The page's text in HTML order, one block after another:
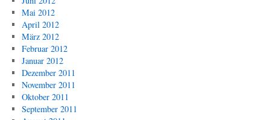
Mai 2012
April 2012
März 2012
Februar 2012
Januar 2012
Dezember 2011
November 2011
Oktober 2011
September 2011